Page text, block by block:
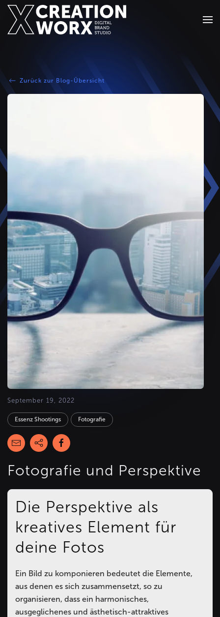
Zum Hauptinhalt springen
Zurück zur Blog-Übersicht
September 19, 2022
Essenz Shootings Fotografie
Fotografie und Perspektive
Die Perspektive als
kreatives Element für
deine Fotos
Ein Bild zu komponieren bedeutet die Elemente,
aus denen es sich zusammensetzt, so zu
organisieren, dass ein harmonisches,
ausgeglichenes und ästhetisch-attraktives